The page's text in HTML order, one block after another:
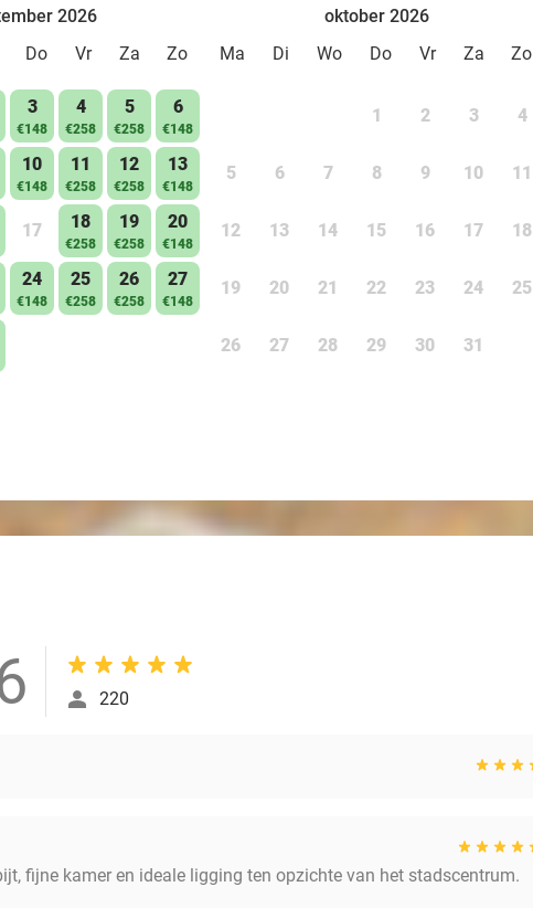
2026
Do Vr Za Zo
3
€148
4
€258
5
€258
6
€148
10
€148
11
€258
12
€258
13
€148
17 18
€258
19
€258
20
€148
24
€148
25
€258
26
€258
27
€148
oktober 2026
Ma
Di Wo Do Vr Za Zo
1 2 3 4
5 6 7 8 9 10 11
12 13 14 15 16 17 18
19 20 21 22 23 24 25
26 27 28 29 30 31
220
fijne kamer en ideale ligging ten opzichte van het stadscentrum.